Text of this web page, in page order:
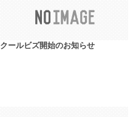
クールビズ開始のお知らせ